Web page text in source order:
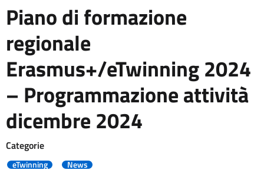
Piano di formazione
regionale
Erasmus+/eTwinning 2024
– Programmazione attività
dicembre 2024
Categorie
eTwinning News